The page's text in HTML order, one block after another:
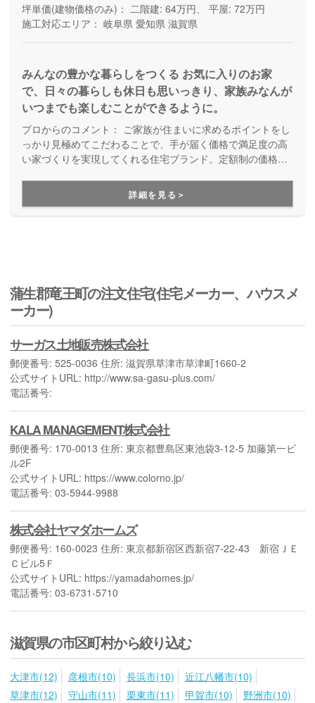
坪単価(建物価格のみ)： 二階建: 64万円、 平屋: 72万円
施工対応エリア： 岐阜県 愛知県 滋賀県
みんなの豊かな暮らしをつくる お気に入りのお家
で、日々の暮らしも休日も思いっきり、家族みなんが
いつまでも楽しむことができるように。
プロからのコメント： ご家族が住まいに求めるポイントをし
っかり見極めてこだわることで、手が届く価格で満足度の高
い家づくりを実現してくれる住宅ブランド。定額制の価格設
詳細を見る＞
蒲生郡竜王町の注文住宅(住宅メーカー、ハウスメ
ーカー)
サーガス土地販売株式会社
郵便番号: 525-0036 住所: 滋賀県草津市草津町1660-2
公式サイトURL: http://www.sa-gasu-plus.com/
電話番号:
KALA MANAGEMENT株式会社
郵便番号: 170-0013 住所: 東京都豊島区東池袋3-12-5 加藤第一ビ
ル2F
公式サイトURL: https://www.colorno.jp/
電話番号: 03-5944-9988
株式会社ヤマダホームズ
郵便番号: 160-0023 住所: 東京都新宿区西新宿7-22-43 新宿ＪＥ
Ｃビル5Ｆ
公式サイトURL: https://yamadahomes.jp/
電話番号: 03-6731-5710
滋賀県の市区町村から絞り込む
大津市(12) 彦根市(10) 長浜市(10)
近江八幡市(10)
草津市(12)
守山市(11) 栗東市(11) 甲賀市(10)
野洲市(10)